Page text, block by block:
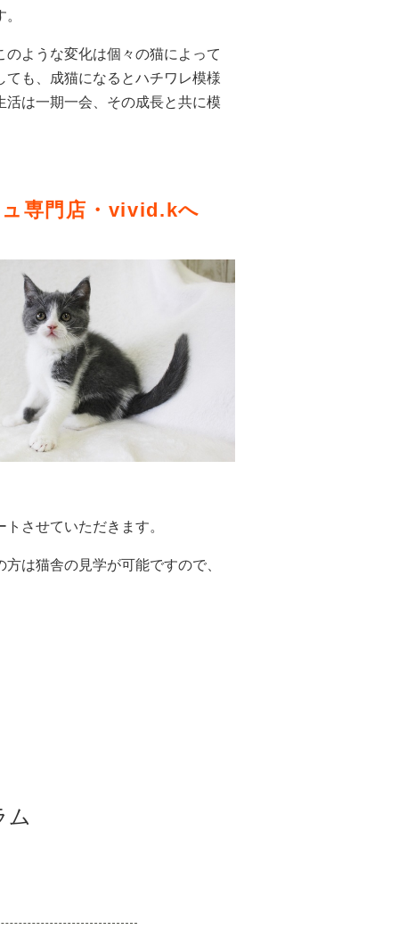
ような変化は個々の猫によって
も、成猫になるとハチワレ模様
は一期一会、その成長と共に模
専門店・vivid.kへ
させていただきます。
は猫舎の見学が可能ですので、
ム